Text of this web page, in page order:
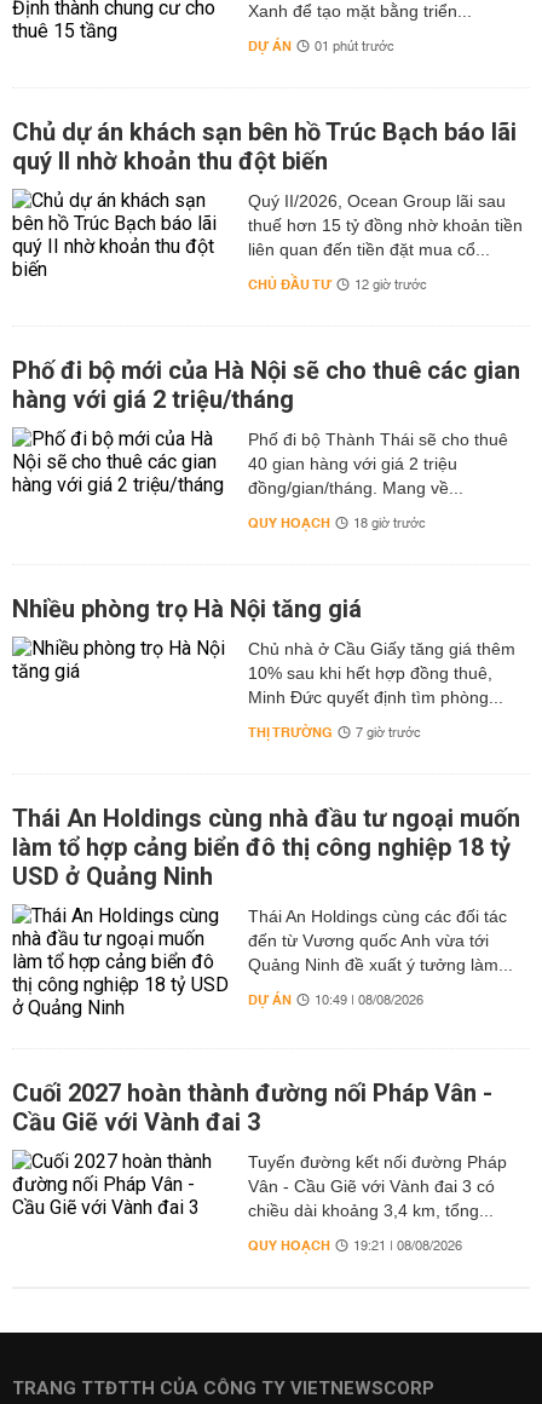
Xanh để tạo mặt bằng triển...
DỰ ÁN 01 phút trước
Chủ dự án khách sạn bên hồ Trúc Bạch báo lãi
quý II nhờ khoản thu đột biến
Quý II/2026, Ocean Group lãi sau
thuế hơn 15 tỷ đồng nhờ khoản tiền
liên quan đến tiền đặt mua cổ...
CHỦ ĐẦU TƯ 12 giờ trước
Phố đi bộ mới của Hà Nội sẽ cho thuê các gian
hàng với giá 2 triệu/tháng
Phố đi bộ Thành Thái sẽ cho thuê
40 gian hàng với giá 2 triệu
đồng/gian/tháng. Mang về...
QUY HOẠCH 18 giờ trước
Nhiều phòng trọ Hà Nội tăng giá
Chủ nhà ở Cầu Giấy tăng giá thêm
10% sau khi hết hợp đồng thuê,
Minh Đức quyết định tìm phòng...
THỊ TRƯỜNG 7 giờ trước
Thái An Holdings cùng nhà đầu tư ngoại muốn
làm tổ hợp cảng biển đô thị công nghiệp 18 tỷ
USD ở Quảng Ninh
Thái An Holdings cùng các đối tác
đến từ Vương quốc Anh vừa tới
Quảng Ninh đề xuất ý tưởng làm...
DỰ ÁN 10:49 | 08/08/2026
Cuối 2027 hoàn thành đường nối Pháp Vân -
Cầu Giẽ với Vành đai 3
Tuyến đường kết nối đường Pháp
Vân - Cầu Giẽ với Vành đai 3 có
chiều dài khoảng 3,4 km, tổng...
QUY HOẠCH 19:21 | 08/08/2026
TRANG TTĐTTH CỦA CÔNG TY VIETNEWSCORP